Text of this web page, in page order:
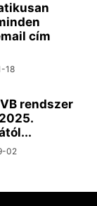
cím
18
rendszer
02